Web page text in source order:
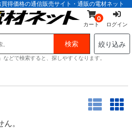
得価格の通信販売サイト・通販の電材ネット
0
カート ログイン
絞り込み
などで検索すると、探しやすくなります。
。